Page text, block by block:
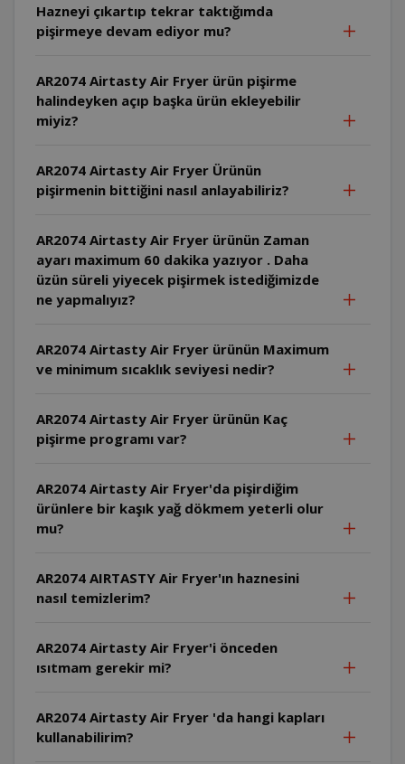
Hazneyi çıkartıp tekrar taktığımda
pişirmeye devam ediyor mu?
AR2074 Airtasty Air Fryer ürün pişirme
halindeyken açıp başka ürün ekleyebilir
miyiz?
AR2074 Airtasty Air Fryer Ürünün
pişirmenin bittiğini nasıl anlayabiliriz?
AR2074 Airtasty Air Fryer ürünün Zaman
ayarı maximum 60 dakika yazıyor . Daha
üzün süreli yiyecek pişirmek istediğimizde
ne yapmalıyız?
AR2074 Airtasty Air Fryer ürünün Maximum
ve minimum sıcaklık seviyesi nedir?
AR2074 Airtasty Air Fryer ürünün Kaç
pişirme programı var?
AR2074 Airtasty Air Fryer'da pişirdiğim
ürünlere bir kaşık yağ dökmem yeterli olur
mu?
AR2074 AIRTASTY Air Fryer'ın haznesini
nasıl temizlerim?
AR2074 Airtasty Air Fryer'i önceden
ısıtmam gerekir mi?
AR2074 Airtasty Air Fryer 'da hangi kapları
kullanabilirim?